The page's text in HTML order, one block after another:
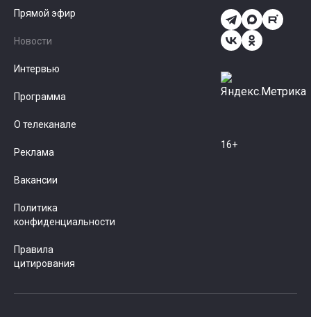
Прямой эфир
Новости
Интервью
Программа
О телеканале
Реклама
Вакансии
Политика
конфиденциальности
Правила
цитирования
16+